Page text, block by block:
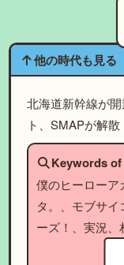
他の時代も見る
北海道新幹線が
ト、SMAPが解散
Keywords
僕のヒーローア
タ。、モブサ
ーズ！、実況、